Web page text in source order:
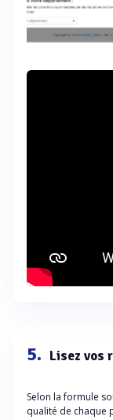
5. Lisez vos
Selon la formule
qualité de chaque